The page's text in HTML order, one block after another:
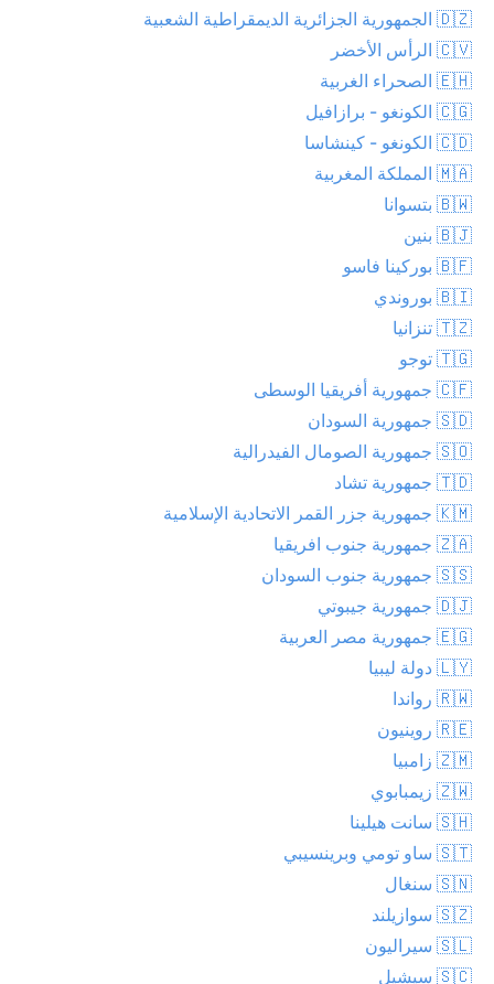
🇩🇿 الجمهورية الجزائرية الديمقراطية الشعبية
🇨🇻 الرأس الأخضر
🇪🇭 الصحراء الغربية
🇨🇬 الكونغو - برازافيل
🇨🇩 الكونغو - كينشاسا
🇲🇦 المملكة المغربية
🇧🇼 بتسوانا
🇧🇯 بنين
🇧🇫 بوركينا فاسو
🇧🇮 بوروندي
🇹🇿 تنزانيا
🇹🇬 توجو
🇨🇫 جمهورية أفريقيا الوسطى
🇸🇩 جمهورية السودان
🇸🇴 جمهورية الصومال الفيدرالية
🇹🇩 جمهورية تشاد
🇰🇲 جمهورية جزر القمر الاتحادية الإسلامية
🇿🇦 جمهورية جنوب افريقيا
🇸🇸 جمهورية جنوب السودان
🇩🇯 جمهورية جيبوتي
🇪🇬 جمهورية مصر العربية
🇱🇾 دولة ليبيا
🇷🇼 رواندا
🇷🇪 روينيون
🇿🇲 زامبيا
🇿🇼 زيمبابوي
🇸🇭 سانت هيلينا
🇸🇹 ساو تومي وبرينسيبي
🇸🇳 سنغال
🇸🇿 سوازيلند
🇸🇱 سيراليون
🇸🇨 سيشيل